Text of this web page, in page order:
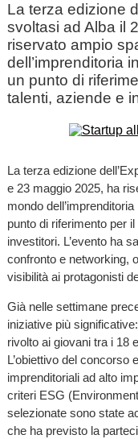
La terza edizione
svoltasi ad Alba il
riservato ampio
dell’imprenditoria
un punto di
talenti, aziende e
La terza edizione
e 23 maggio 2025, ha
mondo
punto di riferimento per
investitori. L’evento ha
confronto e networking,
visibilità ai protagonisti
Già nelle settimane
iniziative più
rivolto ai giovani tra i 18
L’obiettivo del concorso
imprenditoriali ad alto
criteri ESG
selezionate sono state
che ha previsto la